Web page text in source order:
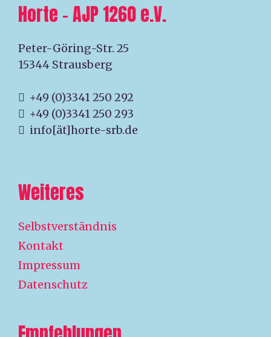
Horte – AJP 1260 e.V.
Peter-Göring-Str. 25
15344 Strausberg
+49 (0)3341 250 292
+49 (0)3341 250 293
info[ät]horte-srb.de
Weiteres
Selbstverständnis
Kontakt
Impressum
Datenschutz